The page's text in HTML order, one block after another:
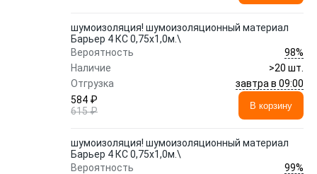
шумоизоляция! шумоизоляционный материал
Барьер 4 КС 0,75х1,0м.\
Вероятность
98%
Наличие
>20 шт.
Отгрузка
завтра в 09:00
584 ₽
615 ₽
В корзину
шумоизоляция! шумоизоляционный материал
Барьер 4 КС 0,75х1,0м.\
Вероятность
99%